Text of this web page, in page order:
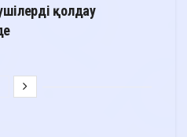
қолдау